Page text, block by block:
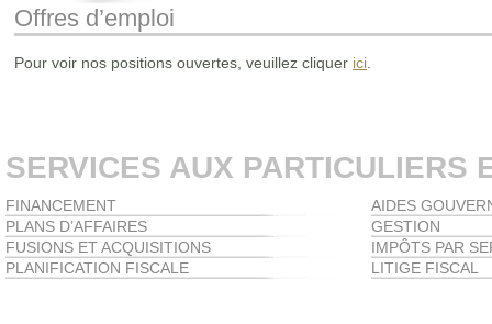
Offres d’emploi
Pour voir nos positions ouvertes, veuillez cliquer ici
SERVICES AUX PARTICULIERS
FINANCEMENT
PLANS D’AFFAIRES
FUSIONS ET ACQUISITIONS
PLANIFICATION FISCALE
AIDES
GESTION
IMPÔTS PAR
LITIGE FISCAL